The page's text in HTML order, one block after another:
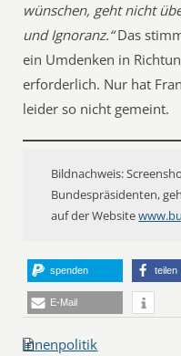
wünschen, geht nicht
und Ignoranz.“Das
ein Umdenken in
erforderlich. Nur hat
leider so nicht gemeint.
Bildnachweis:
Bundespräsidenten,
auf der Website
spenden teilen
E-Mail
Innenpolitik